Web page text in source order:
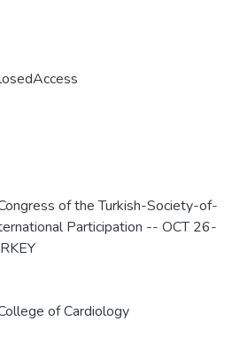
of the Turkish-Society-of-
Participation -- OCT 26-
of Cardiology